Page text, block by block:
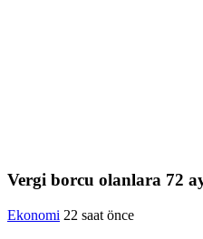
Vergi borcu olanlara 72
Ekonomi 22 saat önce